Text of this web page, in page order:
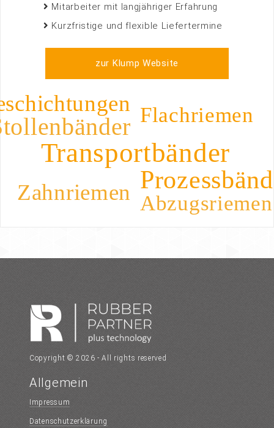
Mitarbeiter mit langjähriger Erfahrung
Kurzfristige und flexible Liefertermine
zur Klump Website
Transportbänder
Zahnriemen
Flachriemen
Abzugsriemen
Copyright © 2026 - All rights reserved
Allgemein
Impressum
Datenschutzerklärung